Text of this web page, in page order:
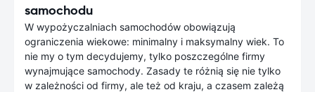
samochodu
W wypożyczalniach samochodów obowiązują
ograniczenia wiekowe: minimalny i maksymalny wiek. To
nie my o tym decydujemy, tylko poszczególne firmy
wynajmujące samochody. Zasady te różnią się nie tylko
w zależności od firmy, ale też od kraju, a czasem zależą